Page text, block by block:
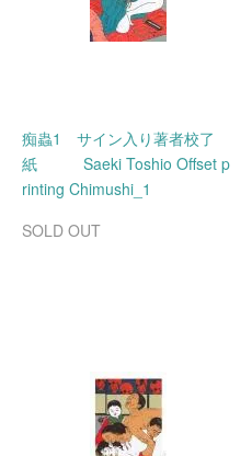
痴蟲1 サイン入り著者校了
紙 Saeki Toshio Offset p
rinting Chimushi_1
SOLD OUT